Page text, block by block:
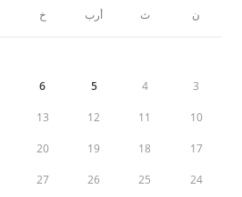
ن ث أرب خ
3
4
5
6
10
11
12
13
17
18
19
20
24
25
26
27